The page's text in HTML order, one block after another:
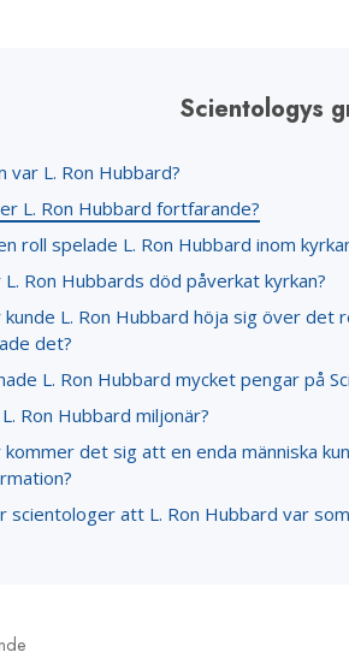
Scientologys
var L. Ron Hubbard?
L. Ron Hubbard fortfarande?
roll spelade L. Ron Hubbard inom
L. Ron Hubbards död påverkat kyrkan?
kunde L. Ron Hubbard höja sig över det
det?
L. Ron Hubbard mycket pengar på
Ron Hubbard miljonär?
kommer det sig att en enda människa
scientologer att L. Ron Hubbard var